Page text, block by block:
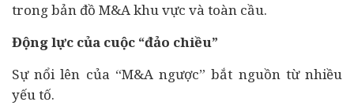
trong bản đồ M&A khu vực và toàn cầu.
Động lực của cuộc “đảo chiều”
Sự nổi lên của “M&A ngược” bắt nguồn từ nhiều
yếu tố.